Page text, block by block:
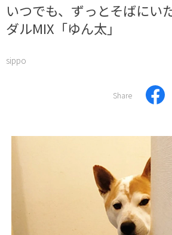
いつでも、ずっとそばに
ダルMIX「ゆん太」
sippo
Share